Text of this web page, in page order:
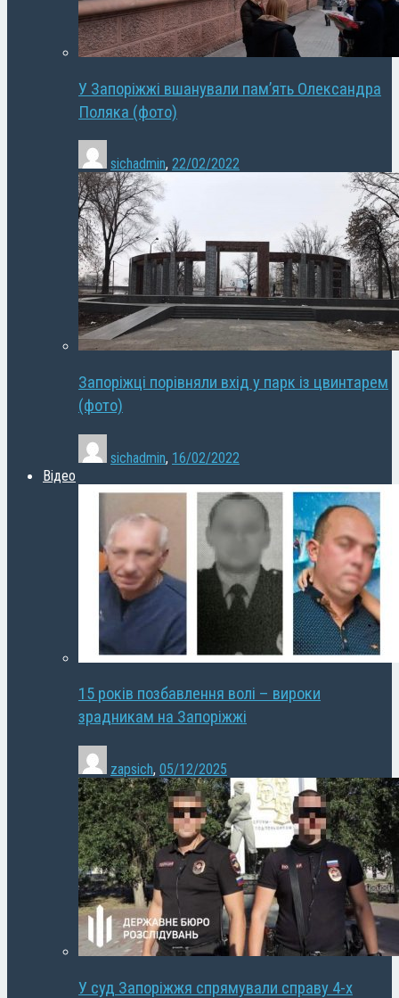
У Запоріжжі вшанували пам’ять Олександра
Поляка (фото)
sichadmin, 22/02/2022
Запоріжці порівняли вхід у парк із цвинтарем
(фото)
sichadmin, 16/02/2022
Відео
15 років позбавлення волі – вироки
зрадникам на Запоріжжі
zapsich, 05/12/2025
У суд Запоріжжя спрямували справу 4-х